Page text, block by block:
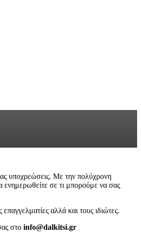
υποχρεώσεις. Με την πολύχρονη
ενημερωθείτε σε τι μπορούμε να σας
αλλά και τους ιδιώτες.
στο info@dalkitsi.gr